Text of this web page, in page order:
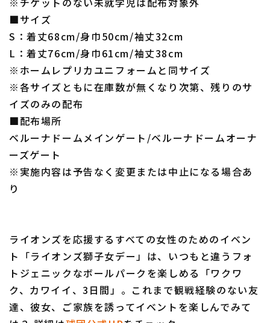
■サイズ
S：着丈68cm/身巾50cm/袖丈32cm
L：着丈76cm/身巾61cm/袖丈38cm
※ホームレプリカユニフォームと同サイズ
※各サイズともに在庫数が無くなり次第、残りのサ
イズのみの配布
■配布場所
ベルーナドームメインゲート/ベルーナドームオーナ
ーズゲート
※実施内容は予告なく変更または中止になる場合あ
り
ライオンズを応援するすべての女性のためのイベン
ト「ライオンズ獅子女デー」は、いつもと違うフォ
トジェニックなボールパークを楽しめる「ワクワ
ク、カワイイ、3日間」。これまで観戦経験のない友
達、彼女、ご家族を誘ってイベントを楽しんでみて